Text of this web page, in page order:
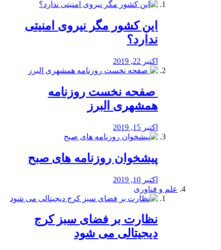
این کشور مگر نیروی امنیتی
ندارد؟
اکتبر 22, 2019
️ صفحه نخست روزنامه‌
همشهری البرز
اکتبر 15, 2019
پیشخوان روزنامه های صبح
اکتبر 10, 2019
علم و فناوری
نظارت بر فضای سبز کرج
دیجیتالی می شود